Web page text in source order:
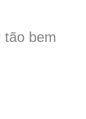
tão bem